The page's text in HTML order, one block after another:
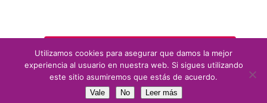
¡LO QUIERO POR SOLO $11 USD!
Utilizamos cookies para asegurar que damos la mejor
experiencia al usuario en nuestra web. Si sigues utilizando
este sitio asumiremos que estás de acuerdo.
Vale No Leer más